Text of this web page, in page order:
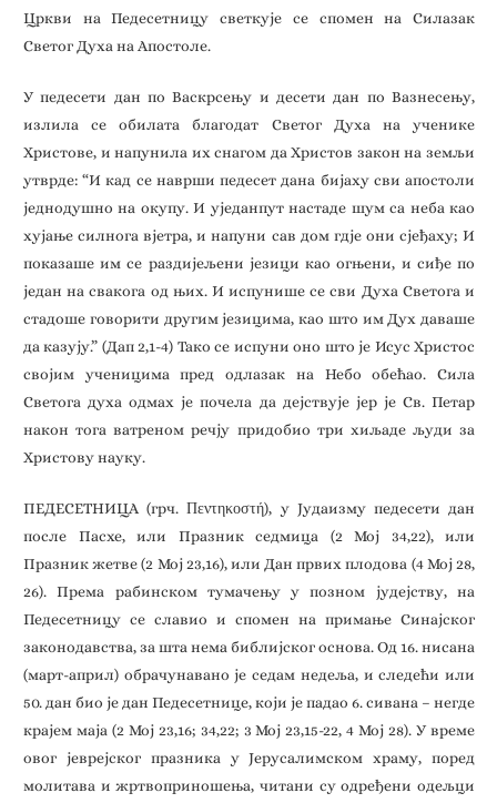
Цркви на Педесетницу светкује се спомен на Силазак
Светог Духа на Апостоле.
У педесети дан по Васкрсењу и десети дан по Вазнесењу,
излила се обилата благодат Светог Духа на ученике
Христове, и напунила их снагом да Христов закон на земљи
утврде: “И кад се наврши педесет дана бијаху сви апостоли
једнодушно на окупу. И уједанпут настаде шум са неба као
хујање силнога вјетра, и напуни сав дом гдје они сјеђаху; И
показаше им се раздијељени језици као огњени, и сиђе по
један на свакога од њих. И испунише се сви Духа Светога и
стадоше говорити другим језицима, као што им Дух даваше
да казују.” (Дaп 2,1-4) Тако се испуни оно што је Исус Христос
својим ученицима пред одлазак на Небо обећао. Сила
Светога духа одмах је почела да дејствује јер је Св. Петар
након тога ватреном речју придобио три хиљаде људи за
Христову науку.
ПЕДЕСЕТНИЦА (грч. Πεντηκοστή), у Јудаизму педесети дан
после Пасхе, или Празник седмица (2 Мој 34,22), или
Празник жетве (2 Мој 23,16), или Дан првих плодова (4 Мој 28,
26). Према рабинском тумачењу у позном јудејству, на
Педесетницу се славио и спомен на примање Синајског
законодавства, за шта нема библијског основа. Од 16. нисана
(март-април) обрачунавано је седам недеља, и следећи или
50. дан био је дан Педесетнице, који је падао 6. сивана – негде
крајем маја (2 Мој 23,16; 34,22; 3 Мој 23,15-22, 4 Мој 28). У време
овог јеврејског празника у Јерусалимском храму, поред
молитава и жртвоприношења, читани су одређени одељци